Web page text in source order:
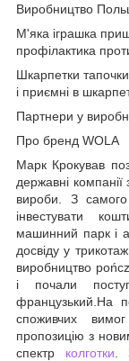
Виробництво
М'яка іграшка
профілактика
Шкарпетки
і приємні в
Партнери у
Про бренд WOLA
Марк Крокував
державні компанії
вироби. З
інвестувати
машинний парк і
досвіду у
виробництво
і почали
французький.На
споживчих
пропозицію з
спектр колготки .